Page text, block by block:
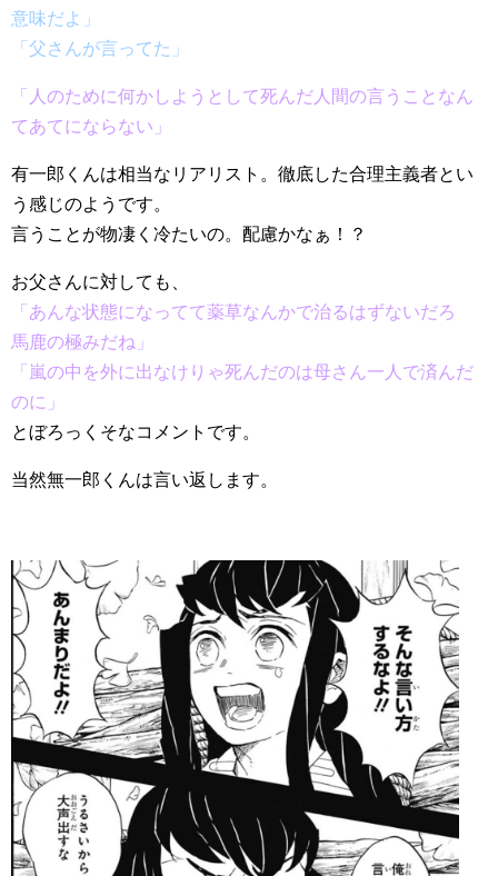
意味だよ」
「父さんが言ってた」
「人のために何かしようとして死んだ人間の言うことなん
てあてにならない」
有一郎くんは相当なリアリスト。徹底した合理主義者とい
う感じのようです。
言うことが物凄く冷たいの。配慮かなぁ！？
お父さんに対しても、
「あんな状態になってて薬草なんかで治るはずないだろ
馬鹿の極みだね」
「嵐の中を外に出なけりゃ死んだのは母さん一人で済んだ
のに」
とぼろっくそなコメントです。
当然無一郎くんは言い返します。